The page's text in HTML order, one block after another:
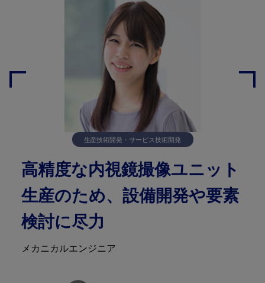
生産技術開発・サービス技術開発
高精度な内視鏡撮像ユニット
生産のため、設備開発や要素
検討に尽力
メカニカルエンジニア